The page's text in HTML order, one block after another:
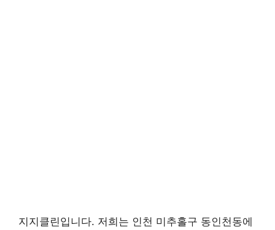
지지클린입니다. 저희는 인천 미추홀구 동인천동에